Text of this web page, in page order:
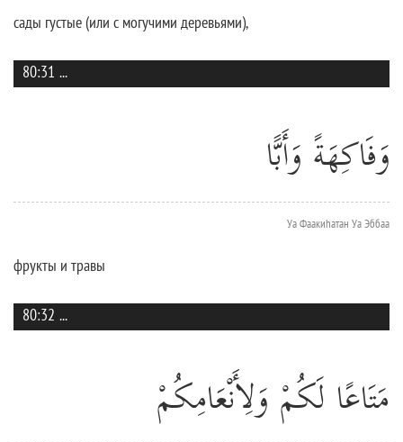
сады густые (или с могучими деревьями),
80:31 ...
وَفَاكِهَةً وَأَبًّا
Уа Фаакиhатан Уа Эббаа
фрукты и травы
80:32 ...
مَتَاعًا لَكُمْ وَلِأَنْعَامِكُمْ